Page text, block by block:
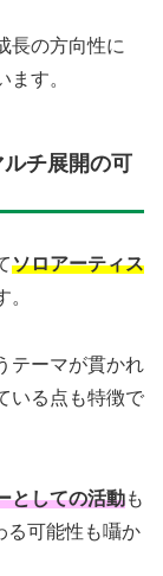
長の方向性に
す。
チ展開の可
ソロアーティス
テーマが貫かれ
いる点も特徴で
としての活動も
る可能性も囁か